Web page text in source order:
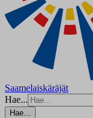
Saamelaiskäräjät
Hae...
Hae...